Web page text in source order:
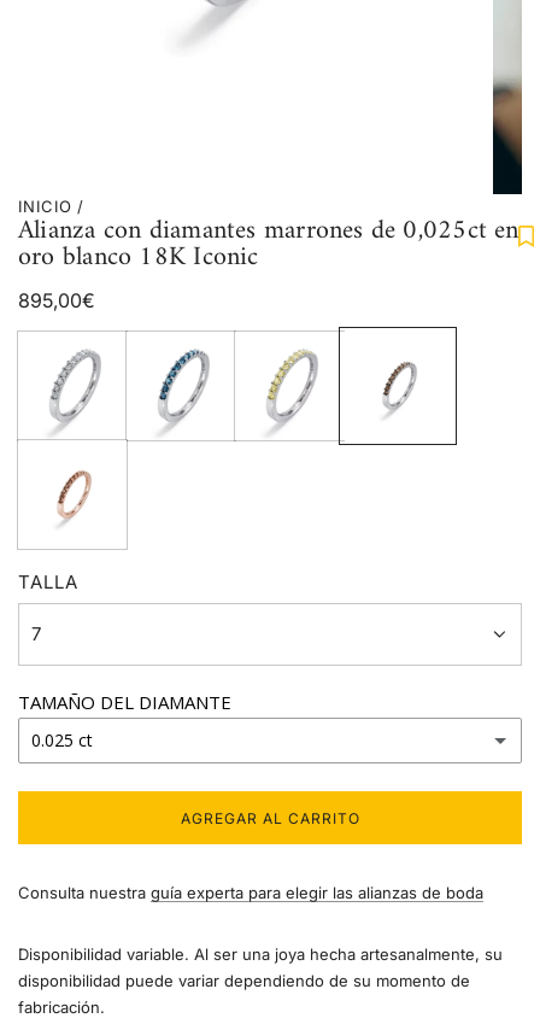
INICIO /
Alianza con diamantes marrones de 0,025ct en
oro blanco 18K Iconic
Precio
regular
895,00€
TALLA
7
TAMAÑO DEL DIAMANTE
0.025 ct
0.01 ct
0.018 ct
0.025 ct
0.03 ct
AGREGAR AL CARRITO
C
A
G
D
O
Consulta nuestra guía experta para elegir las alianzas de boda
Disponibilidad variable. Al ser una joya hecha artesanalmente, su
disponibilidad puede variar dependiendo de su momento de
fabricación.